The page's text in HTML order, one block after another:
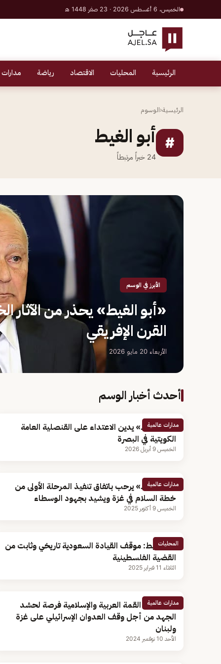
الخميس، 6 أغسطس 2026 · 23 صفر 1448 هـ
الرئيسية المحليات الاقتصاد رياضة
الرئيسية‹الوسوم
# أبو الغيط
24 خبراً مرتبطاً
الأبرز في الوسم
«أبو الغيط» يحذر من الآثار
القرن الإفريقي
الأربعاء 20 مايو 2026
أحدث أخبار الوسم
مدارات عالمية
«أبو الغيط» يدين الاعتداء على القنصلية العامة
الكويتية في البصرة
الخميس 9 أبريل 2026
مدارات عالمية
«أبو الغيط» يرحب باتفاق تنفيذ المرحلة الأولى من
خطة السلام في غزة ويشيد بجهود الوسطاء
الخميس 9 أكتوبر 2025
المحليات
أبو الغيط: موقف القيادة السعودية تاريخي وثابت من
القضية الفلسطينية
الثلاثاء 11 فبراير 2025
مدارات عالمية
أبو الغيط: القمة العربية والإسلامية فرصة لحشد
الجهد من أجل وقف العدوان الإسرائيلي على غزة
ولبنان
الأحد 10 نوفمبر 2024